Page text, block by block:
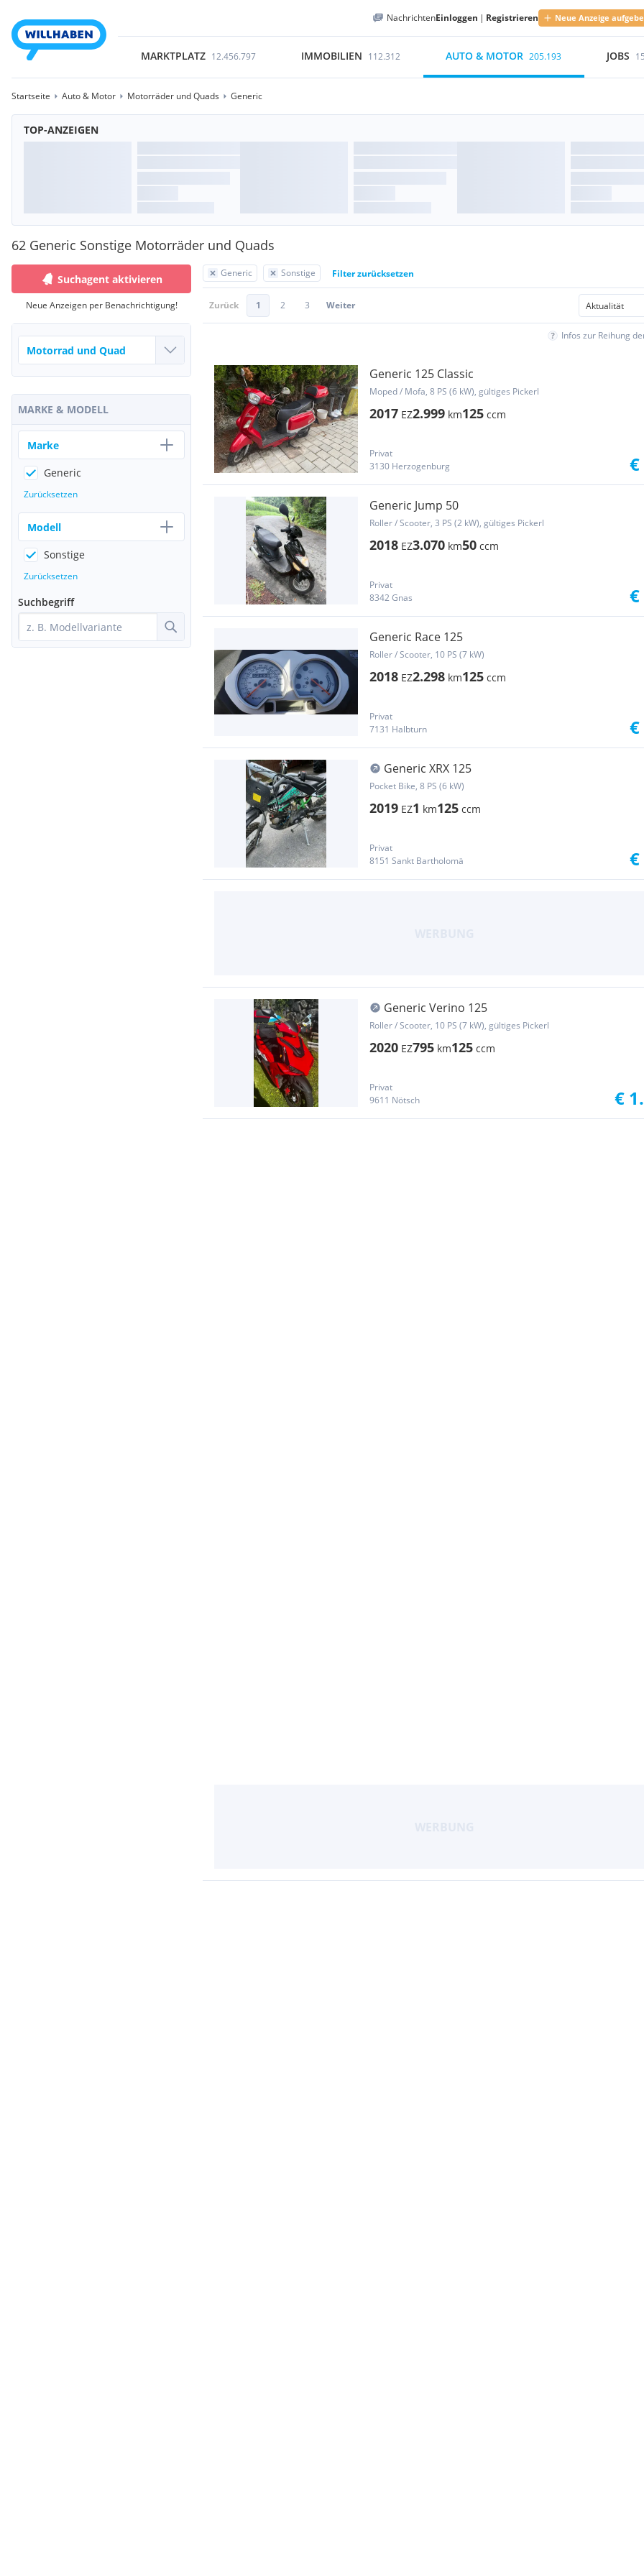
NachrichtenEinloggen | Registrieren Neue Anzeige
MARKTPLATZ 12.456.797 IMMOBILIEN 112.312 AUTO & MOTOR 205.193 JOBS
Startseite Auto & Motor Motorräder und Quads Generic
TOP-ANZEIGEN
62 Generic Sonstige Motorräder und Quads
Generic Sonstige Filter zurücksetzen
Zurück 1 2 3 Weiter
Infos zur Reihung
Generic 125 Classic
Moped / Mofa, 8 PS (6 kW), gültiges Pickerl
2017 EZ2.999 km125 ccm
Privat
3130 Herzogenburg
€
Generic Jump 50
Roller / Scooter, 3 PS (2 kW), gültiges Pickerl
2018 EZ3.070 km50 ccm
Privat
8342 Gnas
€
Generic Race 125
Roller / Scooter, 10 PS (7 kW)
2018 EZ2.298 km125 ccm
Privat
7131 Halbturn
€
Generic XRX 125
Pocket Bike, 8 PS (6 kW)
2019 EZ1 km125 ccm
Privat
8151 Sankt Bartholomä
€
Generic Verino 125
Roller / Scooter, 10 PS (7 kW), gültiges Pickerl
2020 EZ795 km125 ccm
Privat
9611 Nötsch
€
Suchagent aktivieren
Neue Anzeigen per Benachrichtigung!
MARKE & MODELL
Marke
Generic
Zurücksetzen
Modell
Sonstige
Zurücksetzen
Suchbegriff